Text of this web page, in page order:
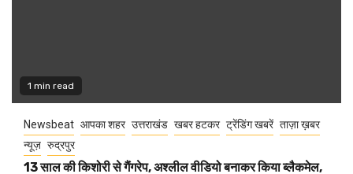
1 min read
Newsbeat आपका शहर उत्तराखंड खबर हटकर ट्रेंडिंग खबरें ताज़ा ख़बर
न्यूज़ रुद्रपुर
13 साल की किशोरी से गैंगरेप, अश्लील वीडियो बनाकर किया ब्लैकमेल,